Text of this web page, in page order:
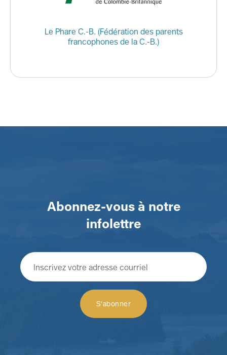
Le Phare C.-B. (Fédération des parents
francophones de la C.-B.)
Abonnez-vous à notre
infolettre